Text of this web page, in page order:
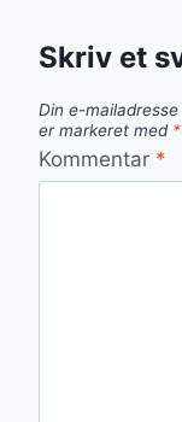
Skriv et
Din e-
er markeret med *
Kommentar *